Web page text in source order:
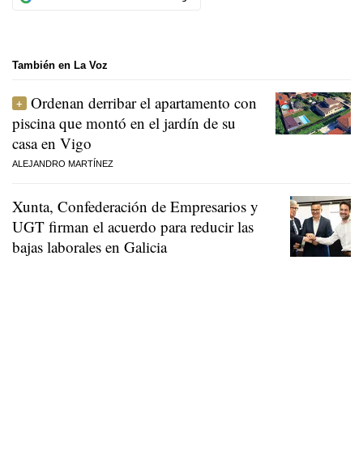
También en La Voz
Ordenan derribar el apartamento con
piscina que montó en el jardín de su
casa en Vigo
ALEJANDRO MARTÍNEZ
Xunta, Confederación de Empresarios y
UGT firman el acuerdo para reducir las
bajas laborales en Galicia